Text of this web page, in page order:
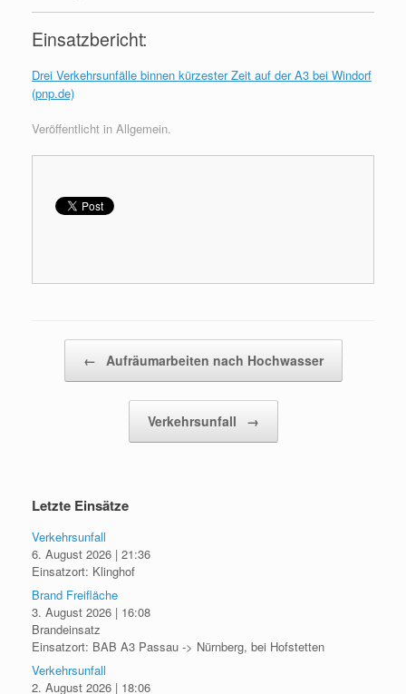
Einsatzbericht:
Drei Verkehrsunfälle binnen kürzester Zeit auf der A3 bei Windorf
(pnp.de)
Veröffentlicht in Allgemein.
← Aufräumarbeiten nach Hochwasser
Verkehrsunfall →
Letzte Einsätze
Verkehrsunfall
6. August 2026 | 21:36
Einsatzort: Klinghof
Brand Freifläche
3. August 2026 | 16:08
Brandeinsatz
Einsatzort: BAB A3 Passau -> Nürnberg, bei Hofstetten
Verkehrsunfall
2. August 2026 | 18:06